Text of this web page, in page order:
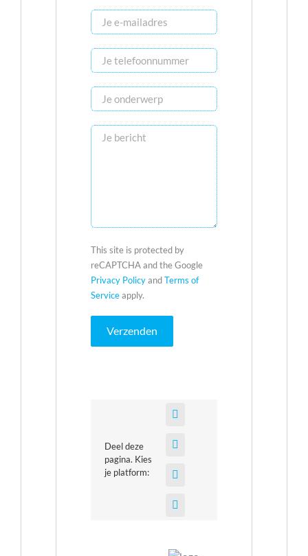
This site is protected by
reCAPTCHA and the Google
Privacy Policy and Terms of
Service apply.
Deel deze
pagina. Kies
je platform: